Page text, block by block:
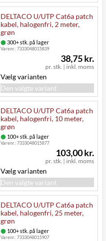
DELTACO U/UTP Cat6a patch
kabel, halogenfri, 2 meter,
grøn
300+ stk. på lager
Varenr.:7333048015839
pr. stk. | inkl. moms
38,75 kr.
Vælg varianten
Den valgte variant
DELTACO U/UTP Cat6a patch
kabel, halogenfri, 10 meter,
grøn
100+ stk. på lager
Varenr.:7333048015877
pr. stk. | inkl. moms
103,00 kr.
Vælg varianten
Den valgte variant
DELTACO U/UTP Cat6a patch
kabel, halogenfri, 25 meter,
grøn
100+ stk. på lager
Varenr.:7333048015907